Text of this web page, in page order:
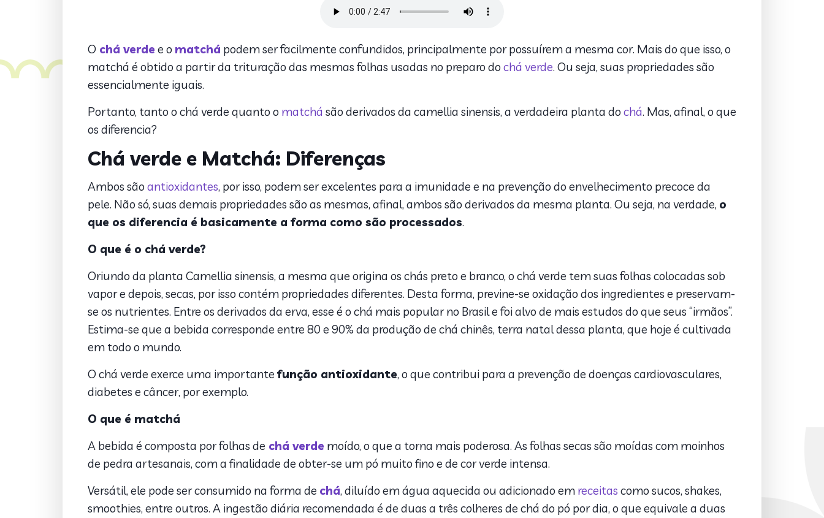
O chá verde e o matchá podem ser facilmente confundidos, principalmente por possuírem a mesma cor. Mais do que isso, o
matchá é obtido a partir da trituração das mesmas folhas usadas no preparo do chá verde. Ou seja, suas propriedades são
essencialmente iguais.
Portanto, tanto o chá verde quanto o matchá são derivados da camellia sinensis, a verdadeira planta do chá. Mas, afinal, o que
os diferencia?
Chá verde e Matchá: Diferenças
Ambos são antioxidantes, por isso, podem ser excelentes para a imunidade e na prevenção do envelhecimento precoce da
pele. Não só, suas demais propriedades são as mesmas, afinal, ambos são derivados da mesma planta. Ou seja, na verdade, o
que os diferencia é basicamente a forma como são processados.
O que é o chá verde?
Oriundo da planta Camellia sinensis, a mesma que origina os chás preto e branco, o chá verde tem suas folhas colocadas sob
vapor e depois, secas, por isso contém propriedades diferentes. Desta forma, previne-se oxidação dos ingredientes e preservam-
se os nutrientes. Entre os derivados da erva, esse é o chá mais popular no Brasil e foi alvo de mais estudos do que seus “irmãos”.
Estima-se que a bebida corresponde entre 80 e 90% da produção de chá chinês, terra natal dessa planta, que hoje é cultivada
em todo o mundo.
O chá verde exerce uma importante função antioxidante, o que contribui para a prevenção de doenças cardiovasculares,
diabetes e câncer, por exemplo.
O que é matchá
A bebida é composta por folhas de chá verde moído, o que a torna mais poderosa. As folhas secas são moídas com moinhos
de pedra artesanais, com a finalidade de obter-se um pó muito fino e de cor verde intensa.
Versátil, ele pode ser consumido na forma de chá, diluído em água aquecida ou adicionado em receitas como sucos, shakes,
smoothies, entre outros. A ingestão diária recomendada é de duas a três colheres de chá do pó por dia, o que equivale a duas